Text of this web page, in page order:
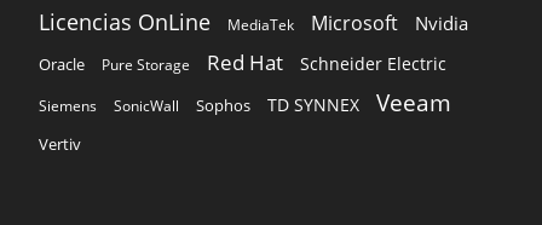
Licencias OnLine MediaTek Microsoft Nvidia
Oracle Pure Storage Red Hat Schneider Electric
Siemens SonicWall Sophos TD SYNNEX Veeam
Vertiv